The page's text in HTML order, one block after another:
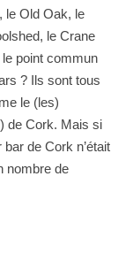
le Old Oak, le
le Crane
point commun
? Ils sont tous
le (les)
de Cork. Mais si
de Cork n’était
nombre de